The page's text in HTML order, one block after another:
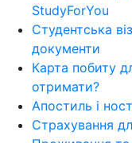
StudyForYou
Студентська
документи
Карта побиту
отримати?
Апостиль і
Страхування